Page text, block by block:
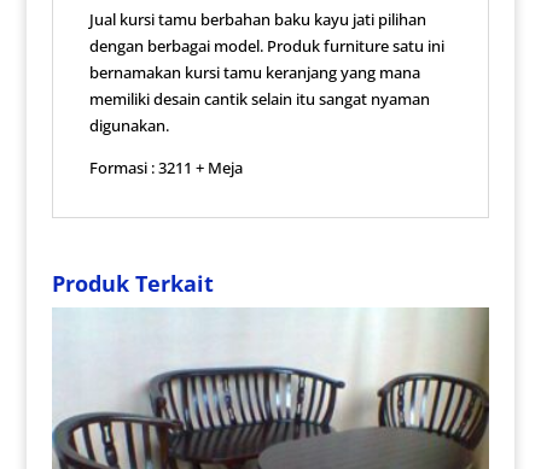
Jual kursi tamu berbahan baku kayu jati pilihan
dengan berbagai model. Produk furniture satu ini
bernamakan kursi tamu keranjang yang mana
memiliki desain cantik selain itu sangat nyaman
digunakan.
Formasi : 3211 + Meja
Produk Terkait